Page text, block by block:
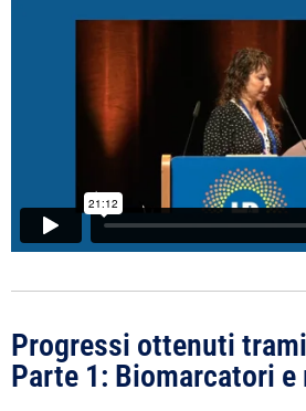
Progressi ottenuti
Parte 1: Biomarcatori